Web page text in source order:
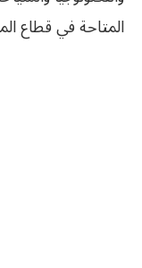
المتاحة في قطاع